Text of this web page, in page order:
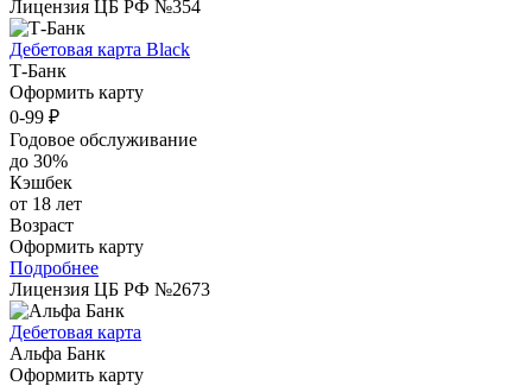
Лицензия ЦБ РФ №354
Дебетовая карта Black
Т-Банк
Оформить карту
0-99 ₽
Годовое обслуживание
до 30%
Кэшбек
от 18 лет
Возраст
Оформить карту
Подробнее
Лицензия ЦБ РФ №2673
Дебетовая карта
Альфа Банк
Оформить карту